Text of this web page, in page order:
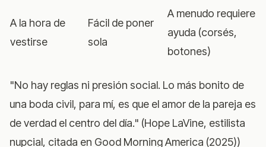
A la hora de
vestirse
Fácil de poner
sola
A menudo requiere
ayuda (corsés,
botones)
"No hay reglas ni presión social. Lo más bonito de
una boda civil, para mí, es que el amor de la pareja es
de verdad el centro del día." (Hope LaVine, estilista
nupcial, citada en Good Morning America (2025))